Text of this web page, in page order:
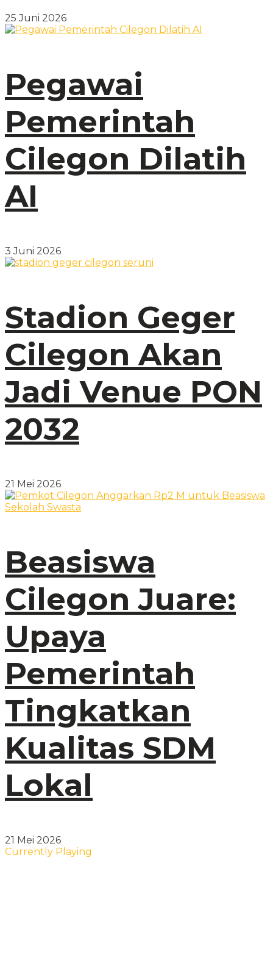
25 Juni 2026
Pegawai
Pemerintah
Cilegon Dilatih
AI
3 Juni 2026
Stadion Geger
Cilegon Akan
Jadi Venue PON
2032
21 Mei 2026
Beasiswa
Cilegon Juare:
Upaya
Pemerintah
Tingkatkan
Kualitas SDM
Lokal
21 Mei 2026
Currently Playing